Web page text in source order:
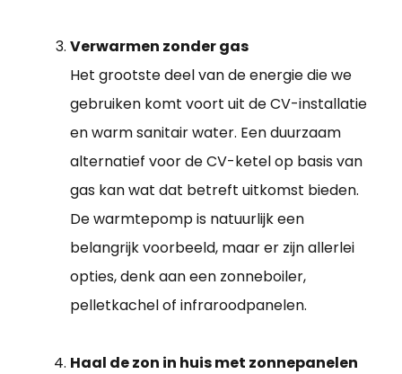
Verwarmen zonder gas
Het grootste deel van de energie die we
gebruiken komt voort uit de CV-installatie
en warm sanitair water. Een duurzaam
alternatief voor de CV-ketel op basis van
gas kan wat dat betreft uitkomst bieden.
De warmtepomp is natuurlijk een
belangrijk voorbeeld, maar er zijn allerlei
opties, denk aan een zonneboiler,
pelletkachel of infraroodpanelen.
Haal de zon in huis met zonnepanelen